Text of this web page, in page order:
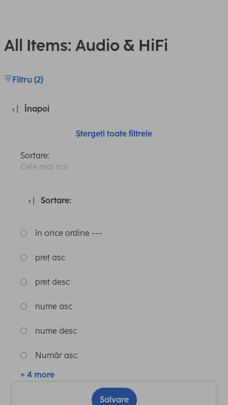
All Items: Audio & HiFi
Filtru (2)
Înapoi
Ștergeți toate filtrele
Sortare:
Cele mai noi
Sortare:
în orice ordine ---
preț asc
preț desc
nume asc
nume desc
Număr asc
+ 4 more
Salvare